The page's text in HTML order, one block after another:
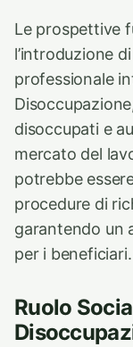
Le prospettive
l’introduzione
professionale
disoccupati e
mercato del
potrebbe
procedure di
garantendo un
per i beneficiari.
Ruolo